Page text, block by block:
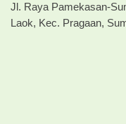
Jl. Raya Pamekasan-
Laok, Kec. Pragaan,